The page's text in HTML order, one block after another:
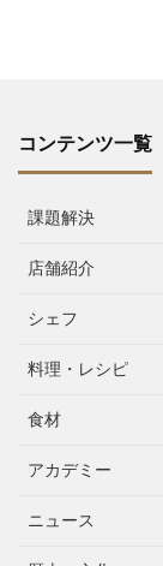
コンテンツ一覧
課題解決
店舗紹介
シェフ
料理・レシピ
食材
アカデミー
ニュース